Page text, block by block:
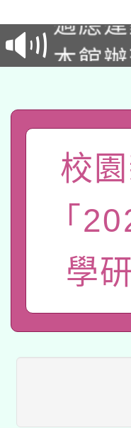
招甄
招)
本館
礎課程
A3數
「數
pilot」
薪期
轉知
業技
用水
115
本校
招甄
適應
本館
校
「
學